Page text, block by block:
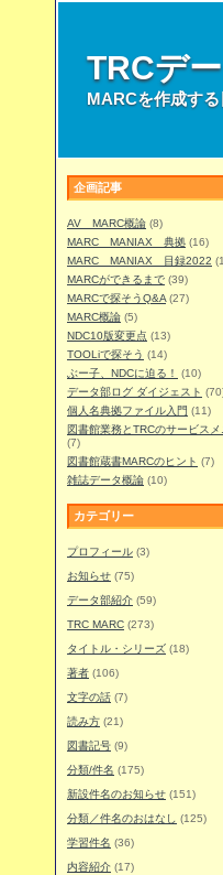
TRCデ
MARCを作成す
企画記事
AV MARC概論 (8)
MARC MANIAX 典拠 (16)
MARC MANIAX 目録2022
MARCができるまで (39)
MARCで探そうQ&A (27)
MARC概論 (5)
NDC10版変更点 (13)
TOOLiで探そう (14)
ぶー子、NDCに迫る！
(10)
データ部ログ ダイジェスト
個人名典拠ファイル入門 (11)
図書館業務とTRCのサービスメ
(7)
図書館蔵書MARCのヒント (7)
雑誌データ概論 (10)
カテゴリー
プロフィール (3)
お知らせ (75)
データ部紹介 (59)
TRC MARC (273)
タイトル・シリーズ (18)
著者 (106)
文字の話 (7)
読み方 (21)
図書記号 (9)
分類/件名 (175)
新設件名のお知らせ (151)
分類／件名のおはなし
(125)
学習件名 (36)
内容紹介 (17)